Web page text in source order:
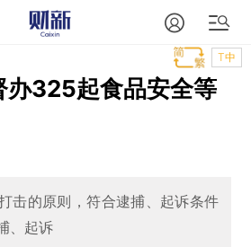
T中
办325起食品安全等
击的原则，符合逮捕、起诉条件
、起诉